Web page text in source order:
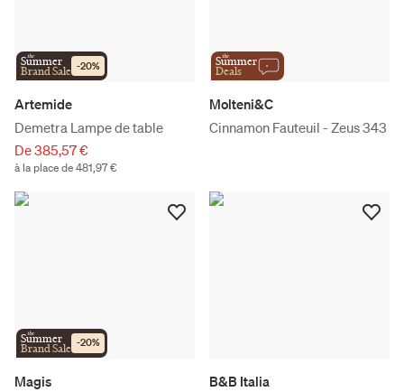
the
Summer
Brand Sale -20%
Artemide
Demetra Lampe de table
De 385,57 €
à la place de 481,97 €
the
Summer
Deals
Molteni&C
Cinnamon Fauteuil - Zeus 343
the
Summer
Brand Sale -20%
Magis
B&B Italia